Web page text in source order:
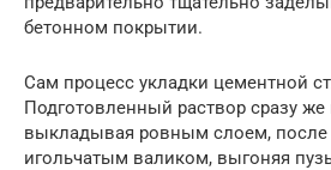
бетонном покрытии.
Сам процесс укладки цементной
Подготовленный раствор сразу же
выкладывая ровным слоем,
игольчатым валиком, выгоняя